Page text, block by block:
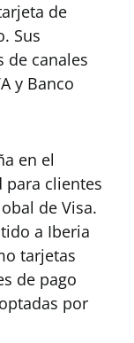
de
Sus
de canales
y Banco
en el
para clientes
de Visa.
a Iberia
tarjetas
de pago
por